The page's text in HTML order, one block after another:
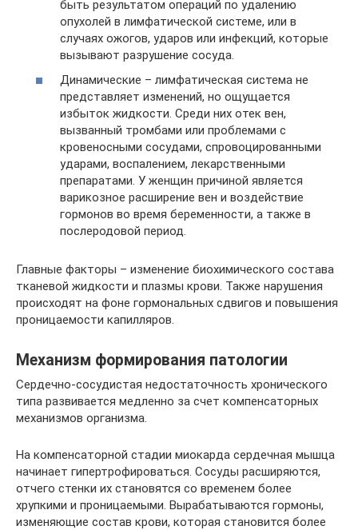
быть результатом операций по удалению
опухолей в лимфатической системе, или в
случаях ожогов, ударов или инфекций, которые
вызывают разрушение сосуда.
Динамические – лимфатическая система не
представляет изменений, но ощущается
избыток жидкости. Среди них отек вен,
вызванный тромбами или проблемами с
кровеносными сосудами, спровоцированными
ударами, воспалением, лекарственными
препаратами. У женщин причиной является
варикозное расширение вен и воздействие
гормонов во время беременности, а также в
послеродовой период.
Главные факторы – изменение биохимического состава
тканевой жидкости и плазмы крови. Также нарушения
происходят на фоне гормональных сдвигов и повышения
проницаемости капилляров.
Механизм формирования патологии
Сердечно-сосудистая недостаточность хронического
типа развивается медленно за счет компенсаторных
механизмов организма.
На компенсаторной стадии миокарда сердечная мышца
начинает гипертрофироваться. Сосуды расширяются,
отчего стенки их становятся со временем более
хрупкими и проницаемыми. Вырабатываются гормоны,
изменяющие состав крови, которая становится более